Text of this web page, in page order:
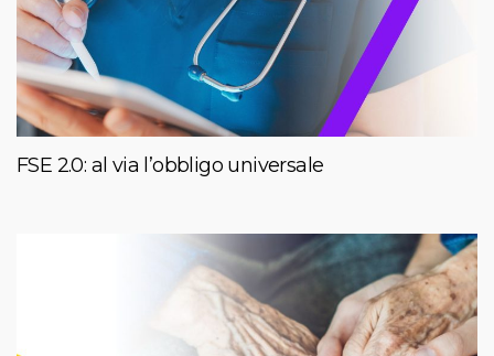
FSE 2.0: al via l’obbligo universale